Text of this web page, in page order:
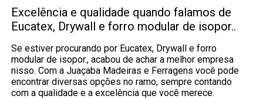
Excelência e qualidade quando falamos de
Eucatex, Drywall e forro modular de isopor..
Se estiver procurando por Eucatex, Drywall e forro
modular de isopor., acabou de achar a melhor empresa
nisso. Com a Juaçaba Madeiras e Ferragens você pode
encontrar diversas opções no ramo, sempre contando
com a qualidade e a excelência que você merece.